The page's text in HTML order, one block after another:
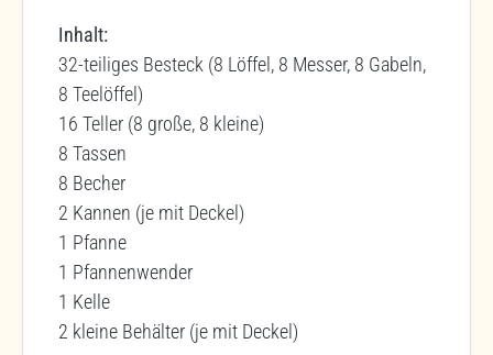
Inhalt:
32-teiliges Besteck (8 Löffel, 8 Messer, 8 Gabeln,
8 Teelöffel)
16 Teller (8 große, 8 kleine)
8 Tassen
8 Becher
2 Kannen (je mit Deckel)
1 Pfanne
1 Pfannenwender
1 Kelle
2 kleine Behälter (je mit Deckel)